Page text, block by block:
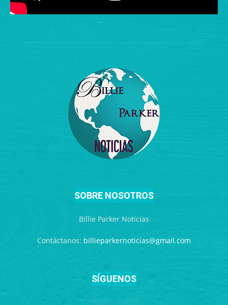
SOBRE NOSOTROS
Billie Parker Noticias
Contáctanos: billieparkernoticias@gmail.com
SÍGUENOS